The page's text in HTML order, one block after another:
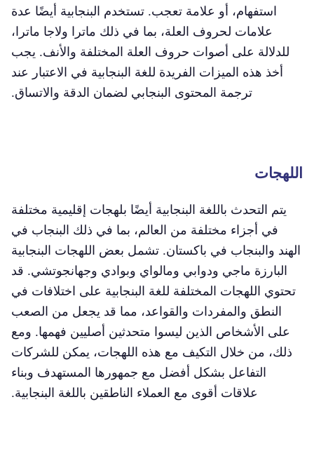
استفهام، أو علامة تعجب. تستخدم البنجابية أيضًا عدة
علامات لحروف العلة، بما في ذلك ماترا ولاجا ماترا،
للدلالة على أصوات حروف العلة المختلفة والأنف. يجب
أخذ هذه الميزات الفريدة للغة البنجابية في الاعتبار عند
ترجمة المحتوى البنجابي لضمان الدقة والاتساق.
اللهجات
يتم التحدث باللغة البنجابية أيضًا بلهجات إقليمية مختلفة
في أجزاء مختلفة من العالم، بما في ذلك البنجاب في
الهند والبنجاب في باكستان. تشمل بعض اللهجات البنجابية
البارزة ماجي ودوابي ومالواي وبوادي وجهانجوتشي. قد
تحتوي اللهجات المختلفة للغة البنجابية على اختلافات في
النطق والمفردات والقواعد، مما قد يجعل من الصعب
على الأشخاص الذين ليسوا متحدثين أصليين فهمها. ومع
ذلك، من خلال التكيف مع هذه اللهجات، يمكن للشركات
التفاعل بشكل أفضل مع جمهورها المستهدف وبناء
علاقات أقوى مع العملاء الناطقين باللغة البنجابية.